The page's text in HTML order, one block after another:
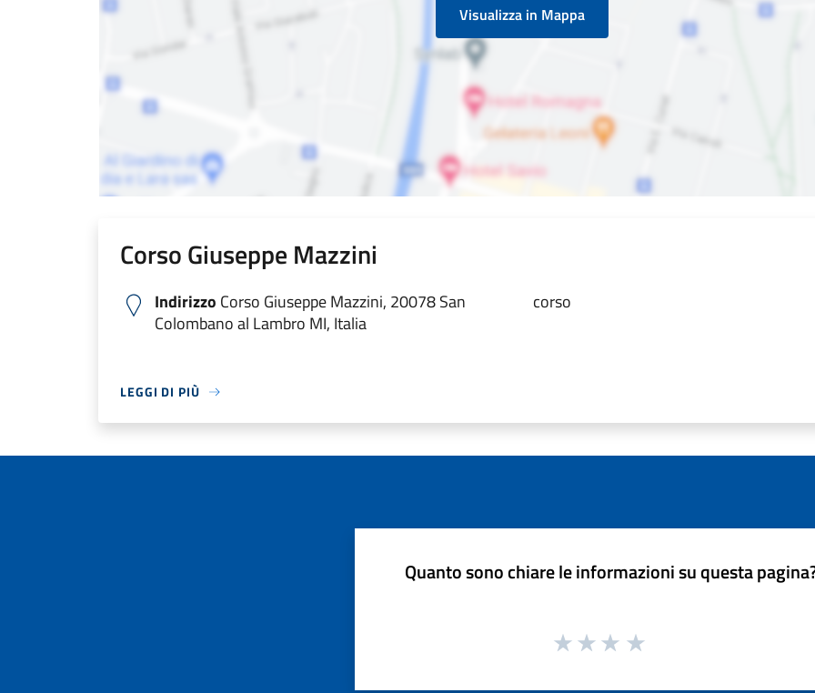
Visualizza in Mappa
Corso Giuseppe Mazzini
Indirizzo Corso Giuseppe Mazzini, 20078 San
Colombano al Lambro MI, Italia
corso
LEGGI DI PIÙ
Quanto sono chiare le informazioni su questa